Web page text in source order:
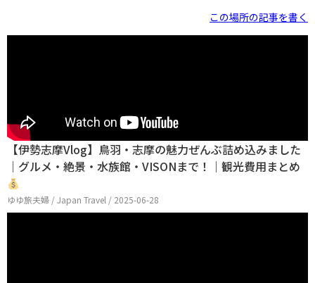
この場所の記事を書く
【伊勢志摩Vlog】鳥羽・志摩の魅力ぜんぶ詰め込みました
｜グルメ・絶景・水族館・VISONまで！｜観光費用まとめ
ゆゆ旅夫婦 / Japan Travel / 2025-06-28